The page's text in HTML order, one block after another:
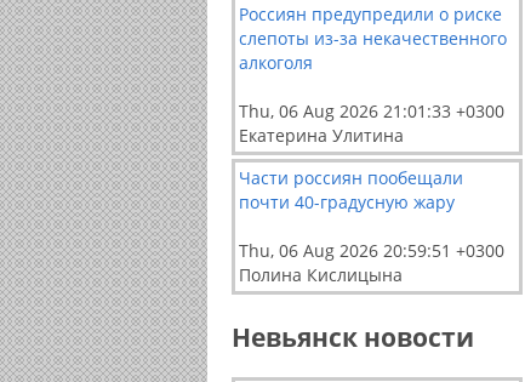
Россиян предупредили о риске
слепоты из-за некачественного
алкоголя
Thu, 06 Aug 2026 21:01:33 +0300
Екатерина Улитина
Части россиян пообещали
почти 40-градусную жару
Thu, 06 Aug 2026 20:59:51 +0300
Полина Кислицына
Невьянск новости